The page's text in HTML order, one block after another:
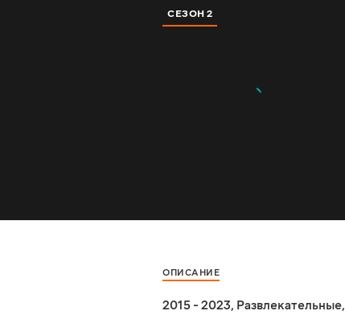
СЕЗОН 2
ОПИСАНИЕ
2015 - 2023, Развлекательные,